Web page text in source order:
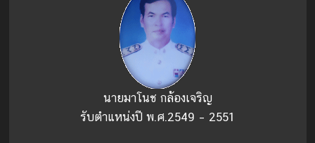
นายมาโนช กล้องเจริญ
รับตำแหน่งปี พ.ศ.2549 – 2551